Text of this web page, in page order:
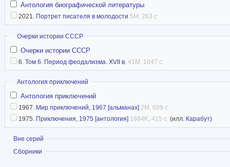
Антология биографической литературы
2021. Портрет писателя в молодости 5M, 263 с.
Скрыть
Очерки истории СССР
Очерки истории СССР
6. Том 6. Период феодализма. XVII в. 41M, 1047 с.
Скрыть
Антология приключений
Антология приключений
1967. Мир приключений, 1967 [альманах] 2M, 609 с.
1975. Приключения, 1975 [антология] 1884K, 415 с. (илл. Карабут)
Показать
Вне серий
Показать
Сборники